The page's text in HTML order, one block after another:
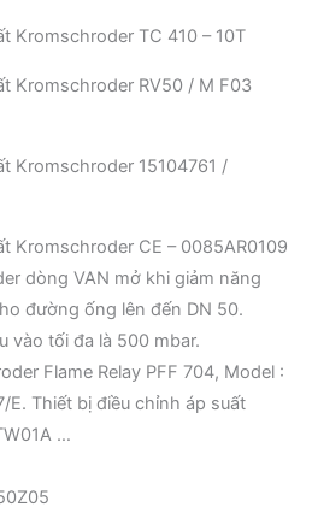
Kromschroder TC 410 – 10T
Kromschroder RV50 / M F03
Kromschroder 15104761 /
Kromschroder CE – 0085AR0109
dòng VAN mở khi giảm năng
đường ống lên đến DN 50.
vào tối đa là 500 mbar.
Flame Relay PFF 704, Model :
E. Thiết bị điều chỉnh áp suất
…